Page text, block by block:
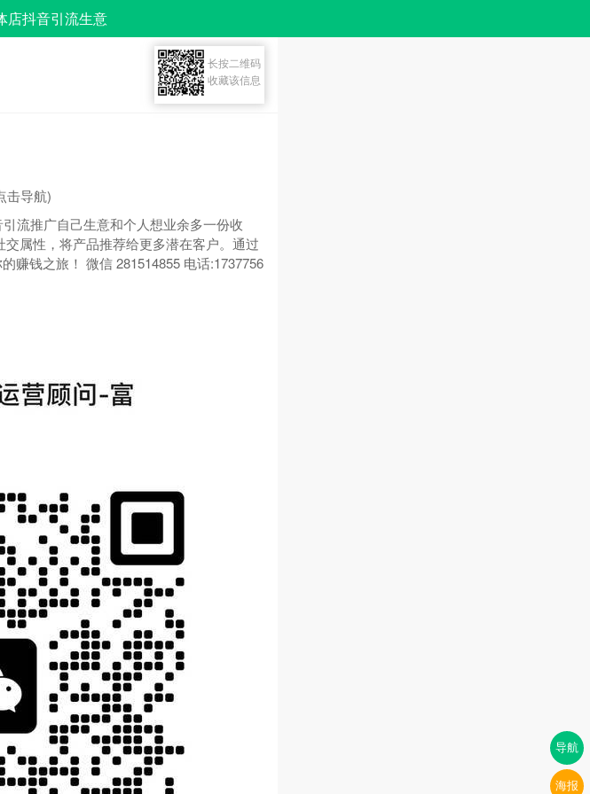
导航
海报
店抖音引流生意
长按二维码
收藏该信息
击导航)
流推广自己生意和个人想业余多一份收
属性，将产品推荐给更多潜在客户。通过
赚钱之旅！ 微信 281514855 电话:1737756